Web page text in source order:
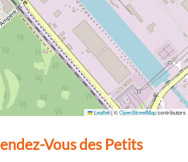
Leaflet|©OpenStreetMapcontributors
Vous des Petits